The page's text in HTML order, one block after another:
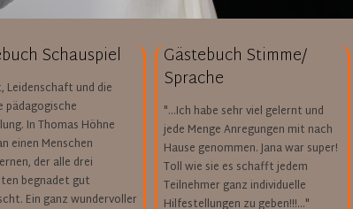
Schauspiel
Leidenschaft und die
pädagogische
In Thomas Höhne
einen Menschen
der alle drei
begnadet gut
Ein ganz wundervoller
Gästebuch Stimme/
Sprache
"...Ich habe sehr viel gelernt und
jede Menge Anregungen mit nach
Hause genommen. Jana war super!
Toll wie sie es schafft jedem
Teilnehmer ganz individuelle
Hilfestellungen zu geben!!!..."